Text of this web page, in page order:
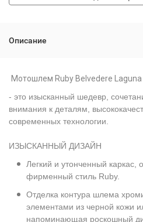
Описание
Мотошлем Ruby Belvedere Laguna
- это изысканный шедевр,
внимания к деталям,
современных технологии.
ИЗЫСКАННЫЙ ДИЗАЙН
Легкий и утонченный
фирменный стиль Ruby.
Отделка контура шлема
элементами из черной кожи
напоминающая роскошный